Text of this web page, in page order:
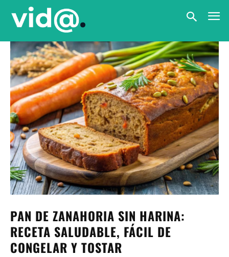
PAN DE ZANAHORIA SIN HARINA:
RECETA SALUDABLE, FÁCIL DE
CONGELAR Y TOSTAR